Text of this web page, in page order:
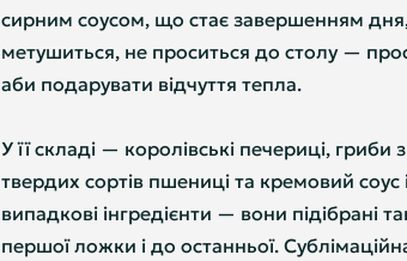
сирним соусом, що стає завершенням
метушиться, не проситься до столу —
аби подарувати відчуття тепла.
У її складі — королівські печериці, гриби
твердих сортів пшениці та кремовий соус
випадкові інгредієнти — вони підібрані
першої ложки і до останньої.